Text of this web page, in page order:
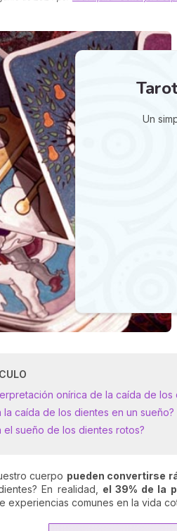
Un
onírica de la caída de los
la caída de los dientes en un sueño?
el sueño de los dientes rotos?
cuerpo pueden convertirse
En realidad, el 39% de la
experiencias comunes en la vida